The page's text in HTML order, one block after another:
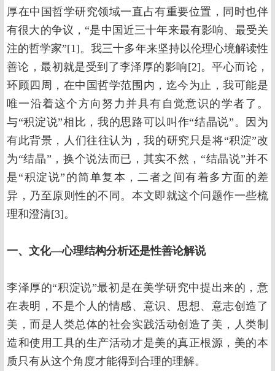
厚在中国哲学研究领域一直占有重要位置，同时也伴
有很大的争议，“是中国近三十年来最有影响、最受关
注的哲学家”[1]。我三十多年来坚持以伦理心境解读性
善论，最初就是受到了李泽厚的影响[2]。平心而论，
环顾四周，在中国哲学范围内，迄今为止，我可能是
唯一沿着这个方向努力并具有自觉意识的学者了。
与“积淀说”相比，我的思路可以叫作“结晶说”。因为
有此背景，人们往往认为，我的研究只是将“积淀”改
为“结晶”，换个说法而已，其实不然，“结晶说”并不
是“积淀说”的简单复本，二者之间有着多方面的差
异，乃至原则性的不同。本文即就这个问题作一些梳
理和澄清[3]。
一、文化—心理结构分析还是性善论解说
李泽厚的“积淀说”最初是在美学研究中提出来的，意
在表明，不是个人的情感、意识、思想、意志创造了
美，而是人类总体的社会实践活动创造了美，人类制
造和使用工具的生产活动才是美的真正根源，美的本
质只有从这个角度才能得到合理的理解。